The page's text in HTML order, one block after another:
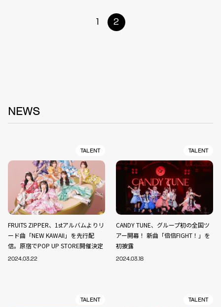
1 2
NEWS
TALENT
FRUITS ZIPPER、1stアルバムよりリ
ード曲「NEW KAWAII」を先行配
信。原宿でPOP UP STORE開催決定
2024.03.22
TALENT
CANDY TUNE、グループ初の全国ツ
アー開幕！ 新曲「倍倍FIGHT！」を
初披露
2024.03.18
TALENT TALENT